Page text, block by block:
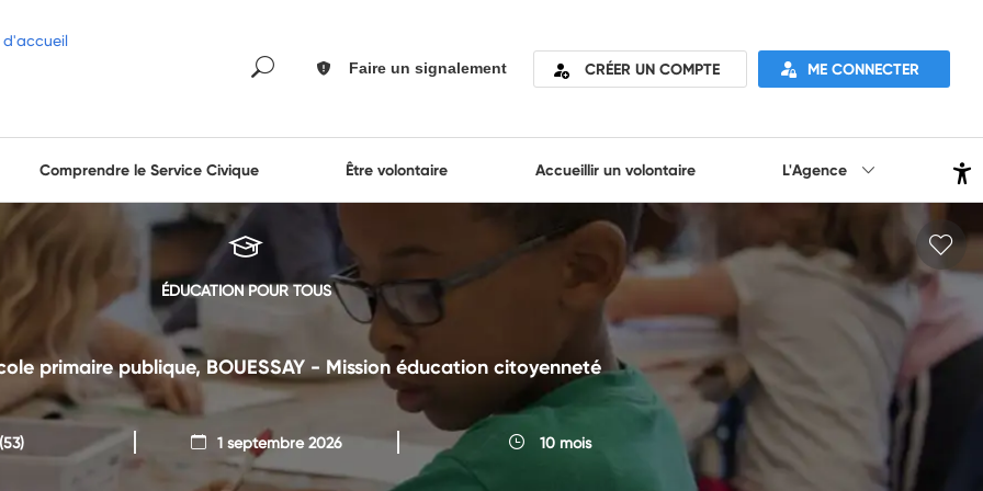
Faire un signalement CRÉER UN COMPTE ME CONNECTER
Comprendre le Service Civique Être volontaire Accueillir un volontaire L'Agence
ÉDUCATION POUR TOUS
primaire publique, BOUESSAY - Mission éducation citoyenneté
1 septembre 2026 10 mois